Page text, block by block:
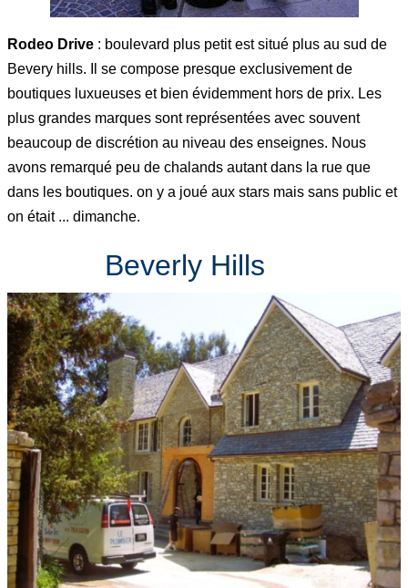
Rodeo Drive : boulevard plus petit est situé plus au sud de
Bevery hills. Il se compose presque exclusivement de
boutiques luxueuses et bien évidemment hors de prix. Les
plus grandes marques sont représentées avec souvent
beaucoup de discrétion au niveau des enseignes. Nous
avons remarqué peu de chalands autant dans la rue que
dans les boutiques. on y a joué aux stars mais sans public et
on était ... dimanche.
Beverly Hills